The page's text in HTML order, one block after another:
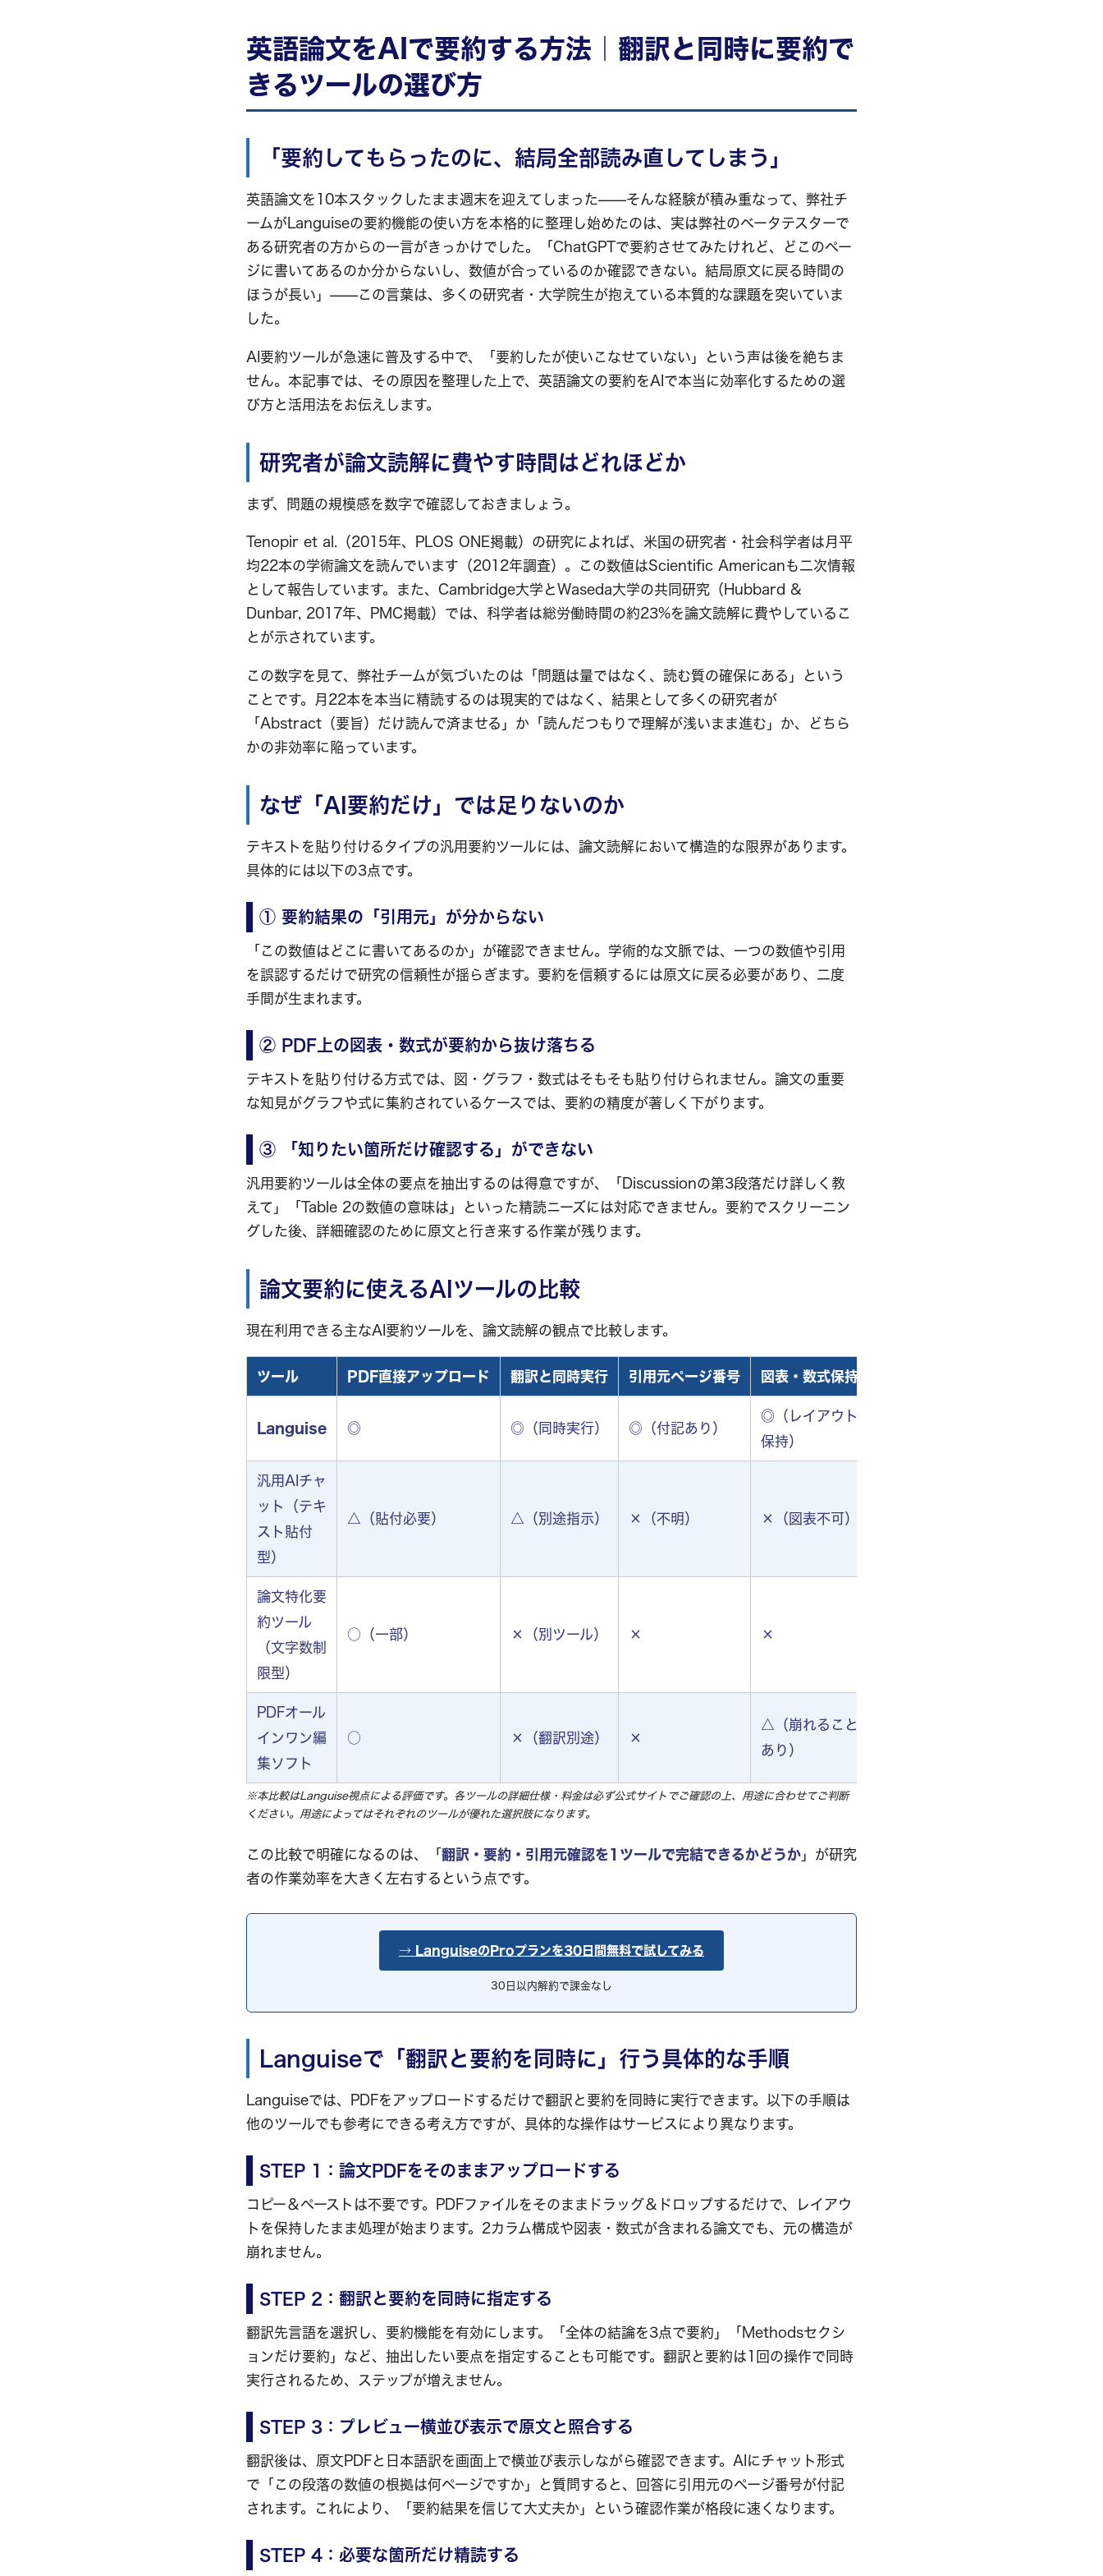
英語論文をAIで要約する方法｜翻訳と同時に要約で
きるツールの選び方
「要約してもらったのに、結局全部読み直してしまう」
英語論文を10本スタックしたまま週末を迎えてしまった——そんな経験が積み重なって、弊社チ
ームがLanguiseの要約機能の使い方を本格的に整理し始めたのは、実は弊社のベータテスターで
ある研究者の方からの一言がきっかけでした。「ChatGPTで要約させてみたけれど、どこのペー
ジに書いてあるのか分からないし、数値が合っているのか確認できない。結局原文に戻る時間の
ほうが長い」——この言葉は、多くの研究者・大学院生が抱えている本質的な課題を突いていま
した。
AI要約ツールが急速に普及する中で、「要約したが使いこなせていない」という声は後を絶ちま
せん。本記事では、その原因を整理した上で、英語論文の要約をAIで本当に効率化するための選
び方と活用法をお伝えします。
研究者が論文読解に費やす時間はどれほどか
まず、問題の規模感を数字で確認しておきましょう。
Tenopir et al.（2015年、PLOS ONE掲載）の研究によれば、米国の研究者・社会科学者は月平
均22本の学術論文を読んでいます（2012年調査）。この数値はScientific Americanも二次情報
として報告しています。また、Cambridge大学とWaseda大学の共同研究（Hubbard &
Dunbar, 2017年、PMC掲載）では、科学者は総労働時間の約23%を論文読解に費やしているこ
とが示されています。
この数字を見て、弊社チームが気づいたのは「問題は量ではなく、読む質の確保にある」という
ことです。月22本を本当に精読するのは現実的ではなく、結果として多くの研究者が
「Abstract（要旨）だけ読んで済ませる」か「読んだつもりで理解が浅いまま進む」か、どちら
かの非効率に陥っています。
なぜ「AI要約だけ」では足りないのか
テキストを貼り付けるタイプの汎用要約ツールには、論文読解において構造的な限界があります。
具体的には以下の3点です。
① 要約結果の「引用元」が分からない
「この数値はどこに書いてあるのか」が確認できません。学術的な文脈では、一つの数値や引用
を誤認するだけで研究の信頼性が揺らぎます。要約を信頼するには原文に戻る必要があり、二度
手間が生まれます。
② PDF上の図表・数式が要約から抜け落ちる
テキストを貼り付ける方式では、図・グラフ・数式はそもそも貼り付けられません。論文の重要
な知見がグラフや式に集約されているケースでは、要約の精度が著しく下がります。
③ 「知りたい箇所だけ確認する」ができない
汎用要約ツールは全体の要点を抽出するのは得意ですが、「Discussionの第3段落だけ詳しく教
えて」「Table 2の数値の意味は」といった精読ニーズには対応できません。要約でスクリーニン
グした後、詳細確認のために原文と行き来する作業が残ります。
論文要約に使えるAIツールの比較
現在利用できる主なAI要約ツールを、論文読解の観点で比較します。
ツール PDF直接アップロード 翻訳と同時実行 引用元ページ番号 図表・数式保持
Languise ◎ ◎（同時実行） ◎（付記あり）
◎（レイアウト
保持）
汎用AIチャ
ット（テキ
スト貼付
型）
△（貼付必要） △（別途指示） ×（不明） ×（図表不可）
論文特化要
約ツール
（文字数制
限型）
○（一部） ×（別ツール） × ×
PDFオール
インワン編
集ソフト
○ ×（翻訳別途） ×
△（崩れること
あり）
※本比較はLanguise視点による評価です。各ツールの詳細仕様・料金は必ず公式サイトでご確認の上、用途に合わせてご判断
ください。用途によってはそれぞれのツールが優れた選択肢になります。
この比較で明確になるのは、「 翻訳・要約・引用元確認を1ツールで完結できるかどうか 」が研究
者の作業効率を大きく左右するという点です。
→ LanguiseのProプランを30日間無料で試してみる
30日以内解約で課金なし
Languiseで「翻訳と要約を同時に」行う具体的な手順
Languiseでは、PDFをアップロードするだけで翻訳と要約を同時に実行できます。以下の手順は
他のツールでも参考にできる考え方ですが、具体的な操作はサービスにより異なります。
STEP 1：論文PDFをそのままアップロードする
コピー＆ペーストは不要です。PDFファイルをそのままドラッグ＆ドロップするだけで、レイアウ
トを保持したまま処理が始まります。2カラム構成や図表・数式が含まれる論文でも、元の構造が
崩れません。
STEP 2：翻訳と要約を同時に指定する
翻訳先言語を選択し、要約機能を有効にします。「全体の結論を3点で要約」「Methodsセクシ
ョンだけ要約」など、抽出したい要点を指定することも可能です。翻訳と要約は1回の操作で同時
実行されるため、ステップが増えません。
STEP 3：プレビュー横並び表示で原文と照合する
翻訳後は、原文PDFと日本語訳を画面上で横並び表示しながら確認できます。AIにチャット形式
で「この段落の数値の根拠は何ページですか」と質問すると、回答に引用元のページ番号が付記
されます。これにより、「要約結果を信じて大丈夫か」という確認作業が格段に速くなります。
STEP 4：必要な箇所だけ精読する